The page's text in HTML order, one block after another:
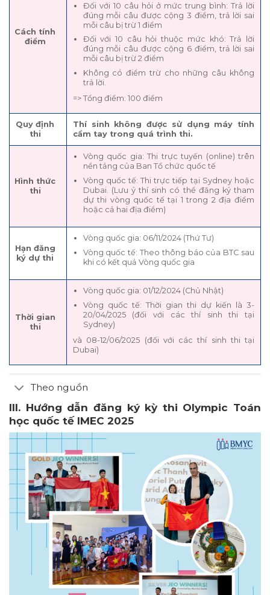
Cách tính
điểm
Đối với 10 câu hỏi ở mức trung bình: Trả lời
đúng mỗi câu được cộng 3 điểm, trả lời sai
mỗi câu bị trừ 1 điểm
Đối với 10 câu hỏi thuộc mức khó: Trả lời
đúng mỗi câu được cộng 6 điểm, trả lời sai
mỗi câu bị trừ 2 điểm
Không có điểm trừ cho những câu không
trả lời.
=> Tổng điểm: 100 điểm
Quy định
thi
Thí sinh không được sử dụng máy tính
cầm tay trong quá trình thi.
Hình thức
thi
Vòng quốc gia: Thi trực tuyến (online) trên
nền tảng của Ban Tổ chức quốc tế
Vòng quốc tế: Thi trực tiếp tại Sydney hoặc
Dubai. (Lưu ý thí sinh có thể đăng ký tham
dự thi vòng quốc tế tại 1 trong 2 địa điểm
hoặc cả hai địa điểm)
Hạn đăng
ký dự thi
Vòng quốc gia: 06/11/2024 (Thứ Tư)
Vòng quốc tế: Theo thông báo của BTC sau
khi có kết quả Vòng quốc gia
Thời gian
thi
Vòng quốc gia: 01/12/2024 (Chủ Nhật)
Vòng quốc tế: Thời gian thi dự kiến là 3-
20/04/2025 (đối với các thí sinh thi tại
Sydney)
và 08-12/06/2025 (đối với các thí sinh thi tại
Dubai)
Theo nguồn
III. Hướng dẫn đăng ký kỳ thi Olympic Toán
học quốc tế IMEC 2025